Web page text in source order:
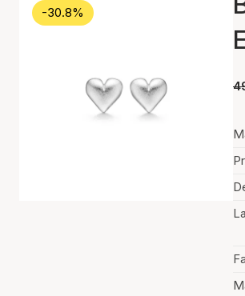
-30.8%